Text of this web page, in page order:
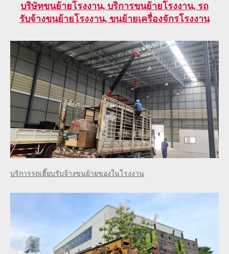
บริษัทขนย้ายโรงงาน, บริการขนย้ายโรงงาน, รถ
รับจ้างขนย้ายโรงงาน, ขนย้ายเครื่องจักรโรงงาน
บริการรถเฮี๊ยบรับจ้างขนย้ายของในโรงงาน